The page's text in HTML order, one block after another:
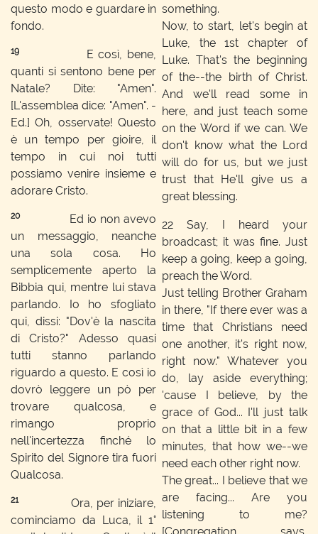
questo modo e guardare in
fondo.
19
E così, bene,
quanti si sentono bene per
Natale? Dite: "Amen".
[L'assemblea dice: "Amen". -
Ed.] Oh, osservate! Questo
è un tempo per gioire, il
tempo in cui noi tutti
possiamo venire insieme e
adorare Cristo.
20Ed io non avevo
un messaggio, neanche
una sola cosa. Ho
semplicemente aperto la
Bibbia qui, mentre lui stava
parlando. Io ho sfogliato
qui, dissi: "Dov'è la nascita
di Cristo?" Adesso quasi
tutti stanno parlando
riguardo a questo. E così io
dovrò leggere un pò per
trovare qualcosa, e
rimango proprio
nell'incertezza finché lo
Spirito del Signore tira fuori
Qualcosa.
21Ora, per iniziare,
cominciamo da Luca, il 1°
something.
Now, to start, let's begin at
Luke, the 1st chapter of
Luke. That's the beginning
of the--the birth of Christ.
And we'll read some in
here, and just teach some
on the Word if we can. We
don't know what the Lord
will do for us, but we just
trust that He'll give us a
great blessing.
22 Say, I heard your
broadcast; it was fine. Just
keep a going, keep a going,
preach the Word.
Just telling Brother Graham
in there, "If there ever was a
time that Christians need
one another, it's right now,
right now." Whatever you
do, lay aside everything;
'cause I believe, by the
grace of God... I'll just talk
on that a little bit in a few
minutes, that how we--we
need each other right now.
The great... I believe that we
are facing... Are you
listening to me?